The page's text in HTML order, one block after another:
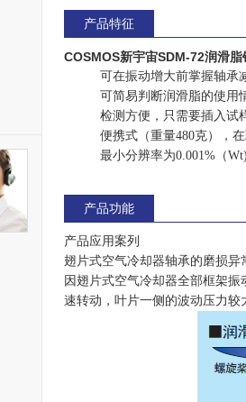
产品特征
COSMOS新宇宙SDM-72润滑脂
可在振动增大前掌握轴承
可简易判断润滑脂的使用
检测方便，只需要插入试
便携式（重量480克），
最小分辨率为0.001%（
产品功能
产品应用案列
翅片式空气冷却器轴承的磨损异
因翅片式空气冷却器全部框架
速转动，叶片一侧的波动压力